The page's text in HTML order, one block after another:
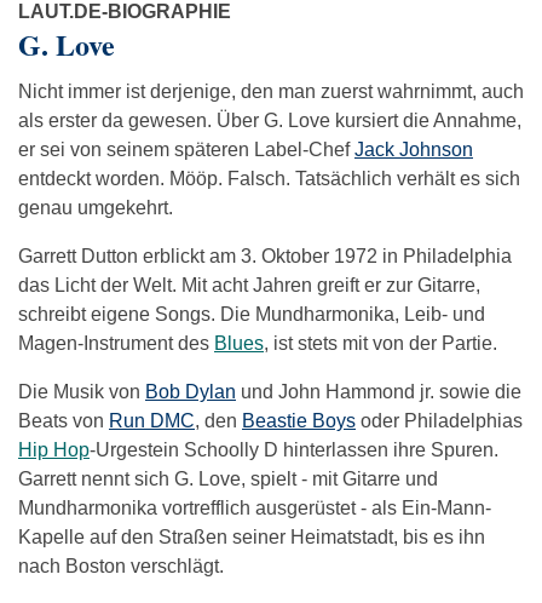
LAUT.DE-BIOGRAPHIE
G. Love
Nicht immer ist derjenige, den man zuerst wahrnimmt, auch
als erster da gewesen. Über G. Love kursiert die Annahme,
er sei von seinem späteren Label-ChefJack Johnson
entdeckt worden. Mööp. Falsch. Tatsächlich verhält es sich
genau umgekehrt.
Garrett Dutton erblickt am 3. Oktober 1972 in Philadelphia
das Licht der Welt. Mit acht Jahren greift er zur Gitarre,
schreibt eigene Songs. Die Mundharmonika, Leib- und
Magen-Instrument des Blues, ist stets mit von der Partie.
Die Musik von Bob Dylan und John Hammond jr. sowie die
Beats von Run DMC, den Beastie Boys oder Philadelphias
Hip Hop-Urgestein Schoolly D hinterlassen ihre Spuren.
Garrett nennt sich G. Love, spielt - mit Gitarre und
Mundharmonika vortrefflich ausgerüstet - als Ein-Mann-
Kapelle auf den Straßen seiner Heimatstadt, bis es ihn
nach Boston verschlägt.